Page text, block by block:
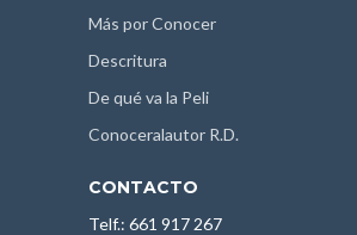
Más por Conocer
Descritura
De qué va la Peli
Conoceralautor R.D.
CONTACTO
Telf.: 661 917 267